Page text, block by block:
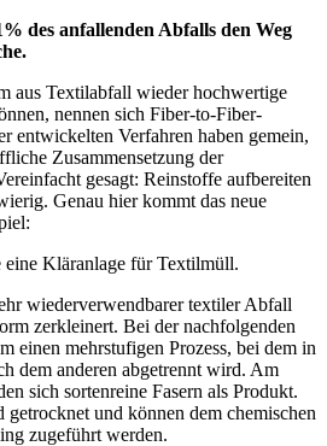
des anfallenden Abfalls den Weg
aus Textilabfall wieder hochwertige
nennen sich Fiber-to-Fiber-
entwickelten Verfahren haben gemein,
Zusammensetzung der
gesagt: Reinstoffe aufbereiten
Genau hier kommt das neue
Kläranlage für Textilmüll.
wiederverwendbarer textiler Abfall
zerkleinert. Bei der nachfolgenden
einen mehrstufigen Prozess, bei dem in
dem anderen abgetrennt wird. Am
sich sortenreine Fasern als Produkt.
getrocknet und können dem chemischen
zugeführt werden.